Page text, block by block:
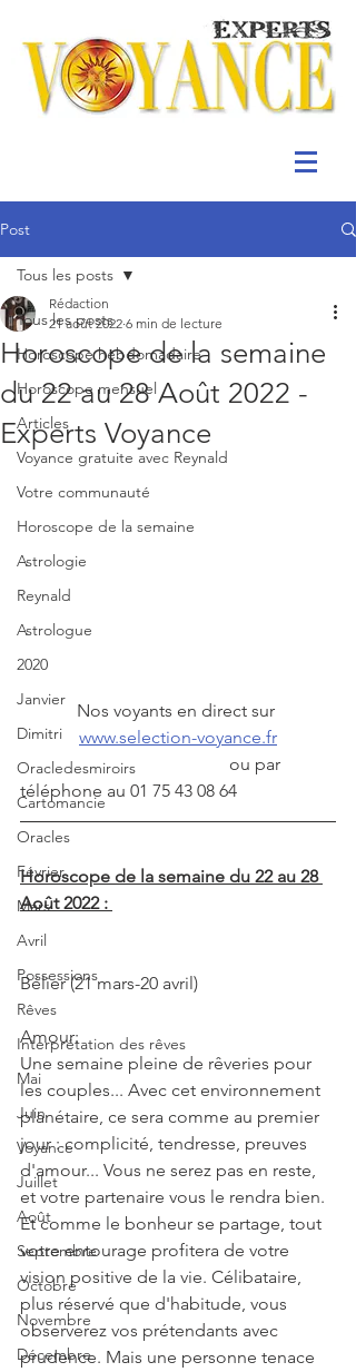
Post
Tous les posts
Horoscope hebdomadaire
Horoscope mensuel
Articles
Voyance gratuite avec Reynald
Votre communauté
Horoscope de la semaine
Astrologie
Reynald
Astrologue
2020
Janvier
Dimitri
Oracledesmiroirs
Cartomancie
Oracles
Février
Mars
Avril
Possessions
Rêves
Interprétation des rêves
Mai
Juin
Voyance
Juillet
Août
Septembre
Octobre
Novembre
Décembre
Tous les posts
Horoscope de la semaine
du 22 au 28 Août 2022 -
Experts Voyance
Rédaction
21 août 2022 6 min de lecture
Nos voyants en direct sur
www.selection-voyance.fr
                                               ou par
téléphone au 01 75 43 08 64
Horoscope de la semaine du 22 au 28
Août 2022 :
Bélier (21 mars-20 avril)
Amour:
Une semaine pleine de rêveries pour
les couples... Avec cet environnement
planétaire, ce sera comme au premier
jour : complicité, tendresse, preuves
d'amour... Vous ne serez pas en reste,
et votre partenaire vous le rendra bien.
Et comme le bonheur se partage, tout
votre entourage profitera de votre
vision positive de la vie. Célibataire,
plus réservé que d'habitude, vous
observerez vos prétendants avec
prudence. Mais une personne tenace